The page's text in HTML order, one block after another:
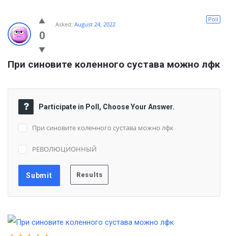
0
Poll
Asked: August 24, 2022
При синовите коленного сустава можно лфк
Participate in Poll, Choose Your Answer.
При синовите коленного сустава можно лфк
РЕВОЛЮЦИОННЫЙ